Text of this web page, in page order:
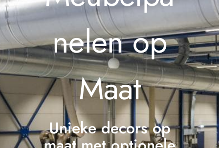
nelen op
Maat
Unieke decors op